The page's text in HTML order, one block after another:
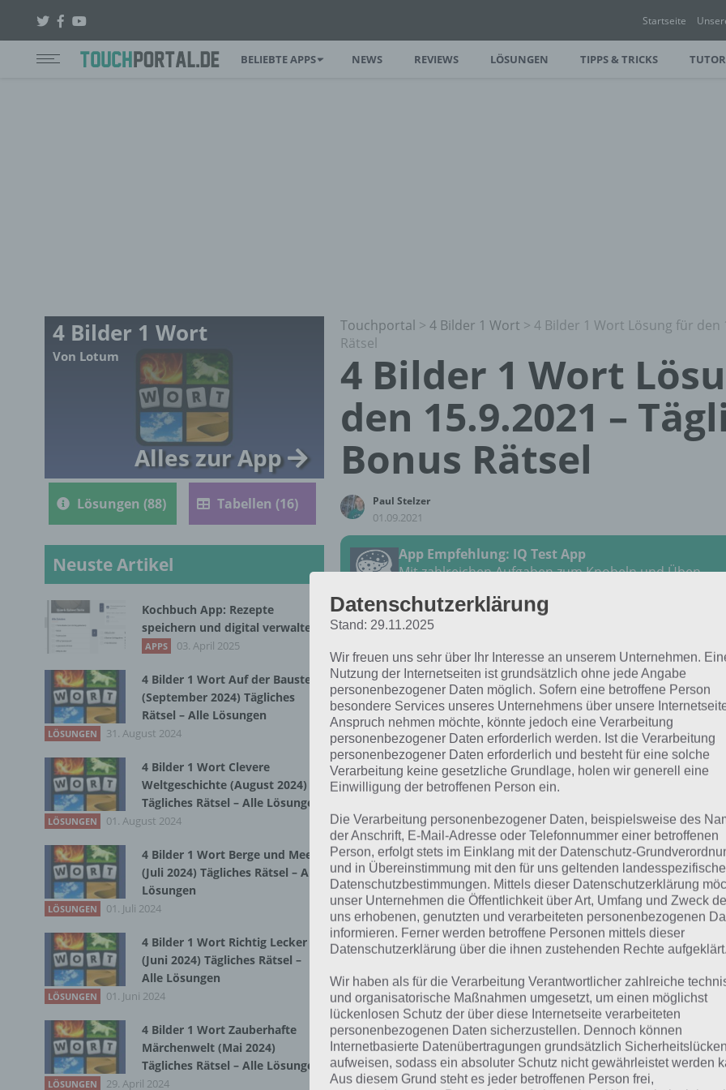
Startseite
BELIEBTE APPS NEWS REVIEWS LÖSUNGEN TIPPS & TRICKS
Touchportal > 4 Bilder 1 Wort > 4 Bilder 1 Wort Lösung für den
Rätsel
4 Bilder 1 Wort
den 15.9.2021 –
Bonus Rätsel
Paul Stelzer
01.09.2021
App Empfehlung: IQ Test App
Mit zahlreichen Aufgaben zum Knobeln und Üben
Rätsel vom 15.9.2021
September 2021 in 4 Bilder 1 Wort. Wenn du dort aktuell
für dich:
TRAINING
Bei dieser Lösung handelt es sich um das tägliche Bonus
wir noch die Links beispielsweise zum täglichen Rätsel und
Tägliches Rätsel:Zur Lösung vom 15.9.2021
Rätsel aus dem Jahr 2020:Schau mal, was vor einem Jahr,
Lösung gesucht war
Zur Übersicht:4 Bilder 1 Wort Lösungen zu Auf zu den
4 Bilder 1 Wort
Von Lotum
Alles zur App
Lösungen (88) Tabellen (16)
Neuste Artikel
Kochbuch App: Rezepte
speichern und digital verwalten
APPS 03. April 2025
4 Bilder 1 Wort Auf der Baustelle
(September 2024) Tägliches
Rätsel – Alle Lösungen
LÖSUNGEN 31. August 2024
4 Bilder 1 Wort Clevere
Weltgeschichte (August 2024)
Tägliches Rätsel – Alle Lösungen
LÖSUNGEN 01. August 2024
4 Bilder 1 Wort Berge und Meer
(Juli 2024) Tägliches Rätsel – Alle
Lösungen
LÖSUNGEN 01. Juli 2024
4 Bilder 1 Wort Richtig Lecker
(Juni 2024) Tägliches Rätsel –
Alle Lösungen
LÖSUNGEN 01. Juni 2024
4 Bilder 1 Wort Zauberhafte
Märchenwelt (Mai 2024)
Tägliches Rätsel – Alle Lösungen
LÖSUNGEN 29. April 2024
Datenschutzerklärung
Stand: 29.11.2025
Wir freuen uns sehr über Ihr Interesse an unserem Unternehmen.
Nutzung der Internetseiten ist grundsätzlich ohne jede Angabe
personenbezogener Daten möglich. Sofern eine betroffene Person
besondere Services unseres Unternehmens über unsere
Anspruch nehmen möchte, könnte jedoch eine Verarbeitung
personenbezogener Daten erforderlich werden. Ist die Verarbeitung
personenbezogener Daten erforderlich und besteht für eine solche
Verarbeitung keine gesetzliche Grundlage, holen wir generell eine
Einwilligung der betroffenen Person ein.
Die Verarbeitung personenbezogener Daten, beispielsweise des
der Anschrift, E-Mail-Adresse oder Telefonnummer einer betroffenen
Person, erfolgt stets im Einklang mit der Datenschutz-
und in Übereinstimmung mit den für uns geltenden
Datenschutzbestimmungen. Mittels dieser Datenschutzerklärung
unser Unternehmen die Öffentlichkeit über Art, Umfang und Zweck
uns erhobenen, genutzten und verarbeiteten personenbezogenen
informieren. Ferner werden betroffene Personen mittels dieser
Datenschutzerklärung über die ihnen zustehenden Rechte aufgeklärt.
Wir haben als für die Verarbeitung Verantwortlicher zahlreiche
und organisatorische Maßnahmen umgesetzt, um einen möglichst
lückenlosen Schutz der über diese Internetseite verarbeiteten
personenbezogenen Daten sicherzustellen. Dennoch können
Internetbasierte Datenübertragungen grundsätzlich Sicherheitslücken
aufweisen, sodass ein absoluter Schutz nicht gewährleistet werden
Aus diesem Grund steht es jeder betroffenen Person frei,